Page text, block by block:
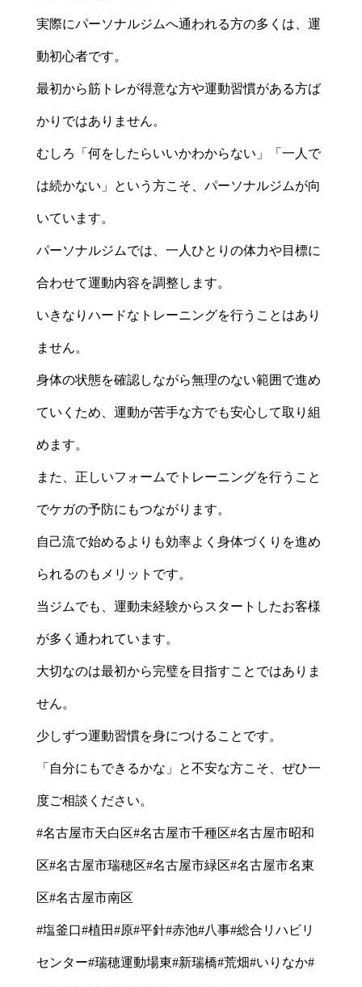
実際にパーソナルジムへ通われる方の多くは、運
動初心者です。
最初から筋トレが得意な方や運動習慣がある方ば
かりではありません。
むしろ「何をしたらいいかわからない」「一人で
は続かない」という方こそ、パーソナルジムが向
いています。
パーソナルジムでは、一人ひとりの体力や目標に
合わせて運動内容を調整します。
いきなりハードなトレーニングを行うことはあり
ません。
身体の状態を確認しながら無理のない範囲で進め
ていくため、運動が苦手な方でも安心して取り組
めます。
また、正しいフォームでトレーニングを行うこと
でケガの予防にもつながります。
自己流で始めるよりも効率よく身体づくりを進め
られるのもメリットです。
当ジムでも、運動未経験からスタートしたお客様
が多く通われています。
大切なのは最初から完璧を目指すことではありま
せん。
少しずつ運動習慣を身につけることです。
「自分にもできるかな」と不安な方こそ、ぜひ一
度ご相談ください。
#名古屋市天白区#名古屋市千種区#名古屋市昭和
区#名古屋市瑞穂区#名古屋市緑区#名古屋市名東
区#名古屋市南区
#塩釜口#植田#原#平針#赤池#八事#総合リハビリ
センター#瑞穂運動場東#新瑞橋#荒畑#いりなか#